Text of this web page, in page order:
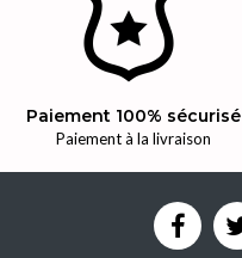
Paiement 100% sécurisé
Paiement à la livraison